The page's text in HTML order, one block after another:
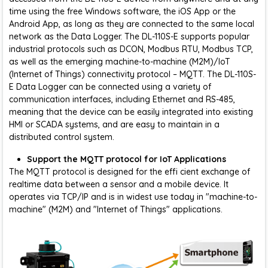
time using the free Windows software, the iOS App or the
Android App, as long as they are connected to the same local
network as the Data Logger. The DL-110S-E supports popular
industrial protocols such as DCON, Modbus RTU, Modbus TCP,
as well as the emerging machine-to-machine (M2M)/IoT
(Internet of Things) connectivity protocol – MQTT. The DL-110S-
E Data Logger can be connected using a variety of
communication interfaces, including Ethernet and RS-485,
meaning that the device can be easily integrated into existing
HMI or SCADA systems, and are easy to maintain in a
distributed control system.
Support the MQTT protocol for IoT Applications
The MQTT protocol is designed for the effi cient exchange of
realtime data between a sensor and a mobile device. It
operates via TCP/IP and is in widest use today in "machine-to-
machine" (M2M) and "Internet of Things" applications.